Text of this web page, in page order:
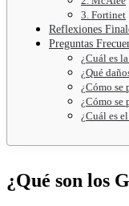
3. Fortinet
Reflexiones
Preguntas
¿Cuál es
¿Qué
¿Cómo se
¿Cómo se
¿Cuál es
¿Qué son los